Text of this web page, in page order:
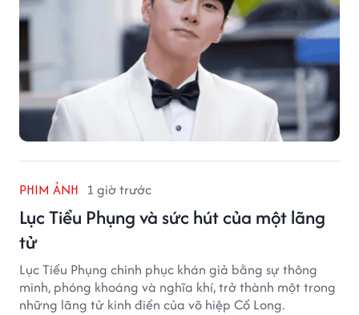
PHIM ẢNH 1 giờ trước
Lục Tiểu Phụng và sức hút của một lãng
tử
Lục Tiểu Phụng chinh phục khán giả bằng sự thông
minh, phóng khoáng và nghĩa khí, trở thành một trong
những lãng tử kinh điển của võ hiệp Cổ Long.